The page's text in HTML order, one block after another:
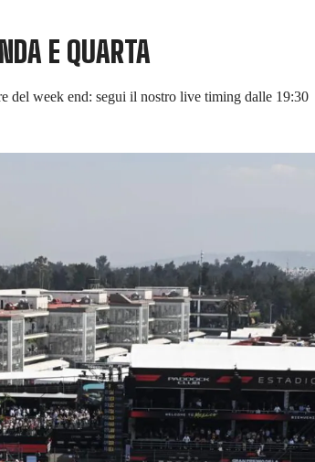
E QUARTA
del week end: segui il nostro live timing dalle 19:30